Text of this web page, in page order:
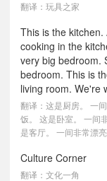
翻译：玩具之家
This is the
cooking in the
very big bedroom.
bedroom. This is
living room. We're
翻译：这是厨房。 一
饭。 这是卧室。 一间
是客厅。 一间非常漂
Culture Corner
翻译：文化一角